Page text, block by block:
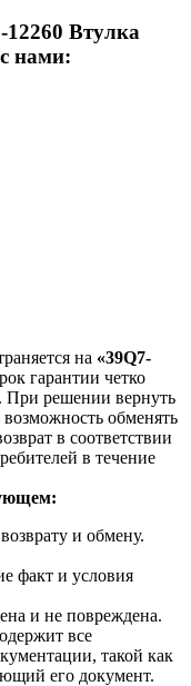
12260 Втулка
нами:
на «39Q7-
гарантии четко
При решении вернуть
обменять
в соответствии
в течение
и обмену.
факт и условия
и не повреждена.
все
такой как
его документ.